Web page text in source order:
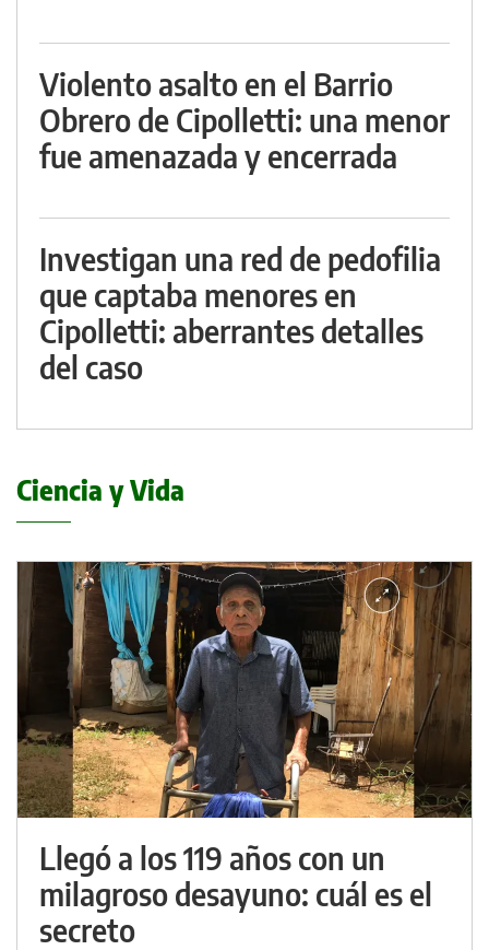
Violento asalto en el Barrio
Obrero de Cipolletti: una menor
fue amenazada y encerrada
Investigan una red de pedofilia
que captaba menores en
Cipolletti: aberrantes detalles
del caso
Ciencia y Vida
Llegó a los 119 años con un
milagroso desayuno: cuál es el
secreto